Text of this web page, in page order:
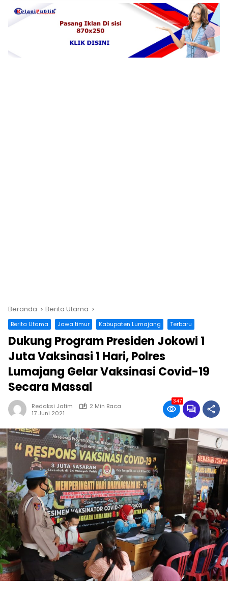
Beranda Berita Utama
Berita Utama Jawa timur Kabupaten Lumajang Terbaru
Dukung Program Presiden Jokowi 1
Juta Vaksinasi 1 Hari, Polres
Lumajang Gelar Vaksinasi Covid-19
Secara Massal
Redaksi Jatim
2 Min Baca
17 Juni 2021
347